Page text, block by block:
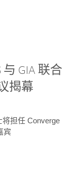
GIA 联合
揭幕
担任 Converge
宾